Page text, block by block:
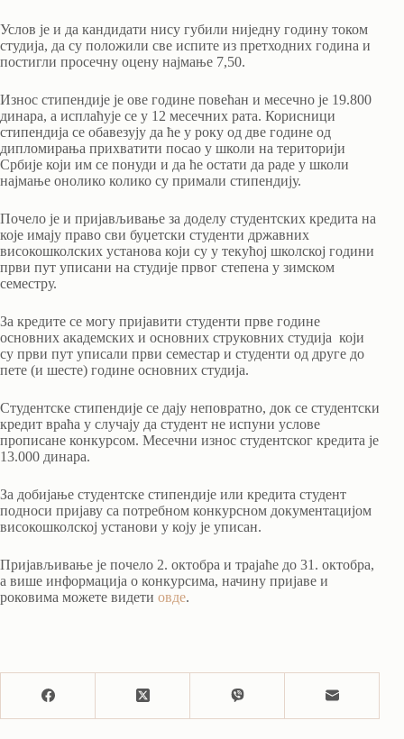
Услов је и да кандидати нису губили ниједну годину током
студија, да су положили све испите из претходних година и
постигли просечну оцену најмање 7,50.
Износ стипендије је ове године повећан и месечно је 19.800
динара, а исплаћује се у 12 месечних рата. Корисници
стипендија се обавезују да ће у року од две године од
дипломирања прихватити посао у школи на територији
Србије који им се понуди и да ће остати да раде у школи
најмање онолико колико су примали стипендију.
Почело је и пријављивање за доделу студентских кредита на
које имају право сви буџетски студенти државних
високошколских установа који су у текућој школској години
први пут уписани на студије првог степена у зимском
семестру.
За кредите се могу пријавити студенти прве године
основних академских и основних струковних студија који
су први пут уписали први семестар и студенти од друге до
пете (и шесте) године основних студија.
Студентске стипендије се дају неповратно, док се студентски
кредит враћа у случају да студент не испуни услове
прописане конкурсом. Месечни износ студентског кредита је
13.000 динара.
За добијање студентске стипендије или кредита студент
подноси пријаву са потребном конкурсном документацијом
високошколској установи у коју је уписан.
Пријављивање је почело 2. октобра и трајаће до 31. октобра,
а више информација о конкурсима, начину пријаве и
роковима можете видети овде.